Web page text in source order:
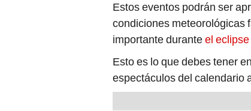
Estos eventos podrán ser
condiciones meteorológicas
importante duranteel
Esto es lo que debes tener
espectáculos del calendario